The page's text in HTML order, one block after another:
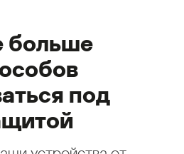
больше
под